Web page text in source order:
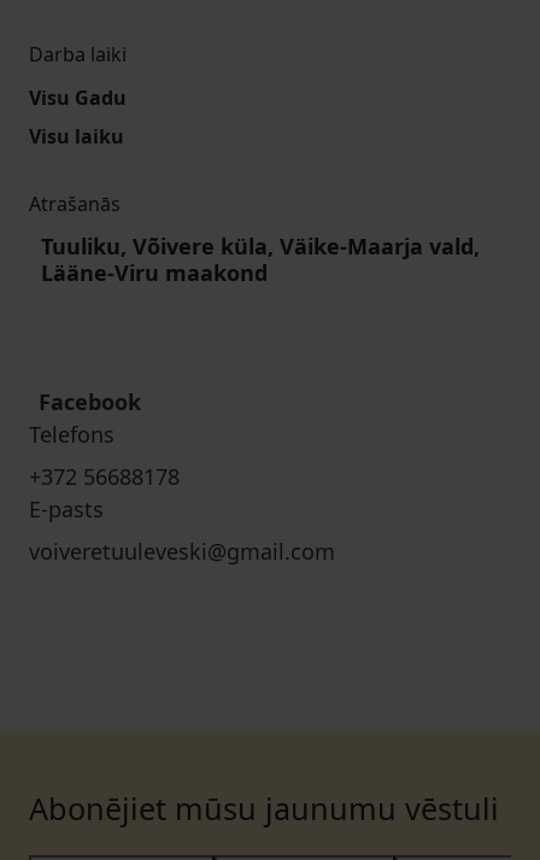
Darba laiki
Visu Gadu
Visu laiku
Atrašanās
Tuuliku, Võivere küla, Väike-Maarja vald,
Lääne-Viru maakond
Facebook
Telefons
+372 56688178
E-pasts
voiveretuuleveski@gmail.com
Abonējiet mūsu jaunumu vēstuli